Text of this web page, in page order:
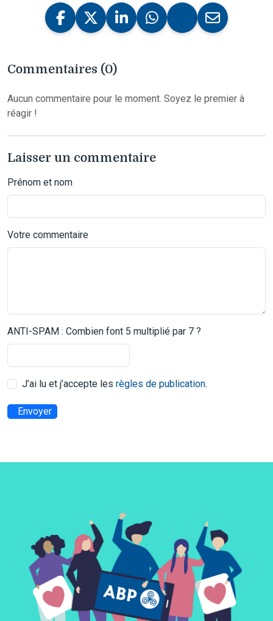
Commentaires (0)
Aucun commentaire pour le moment. Soyez le premier à
réagir !
Laisser un commentaire
Prénom et nom
Votre commentaire
ANTI-SPAM : Combien font 5 multiplié par 7 ?
J’ai lu et j’accepte les règles de publication.
Envoyer